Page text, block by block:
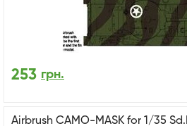
253 грн.
Airbrush CAMO-MASK for 1/35